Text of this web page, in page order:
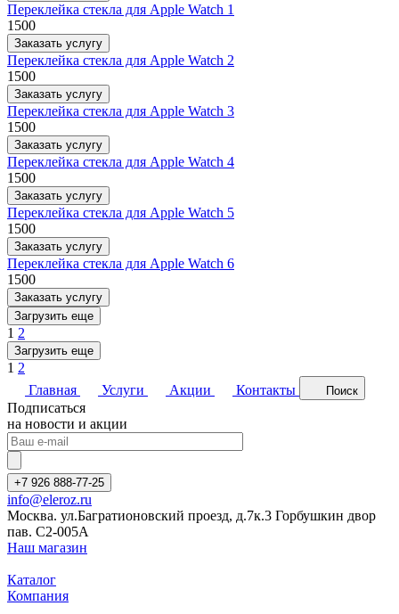
Переклейка стекла для Apple Watch 1
1500
Заказать услугу
Переклейка стекла для Apple Watch 2
1500
Заказать услугу
Переклейка стекла для Apple Watch 3
1500
Заказать услугу
Переклейка стекла для Apple Watch 4
1500
Заказать услугу
Переклейка стекла для Apple Watch 5
1500
Заказать услугу
Переклейка стекла для Apple Watch 6
1500
Заказать услугу
Загрузить еще
1 2
Загрузить еще
1 2
Главная
Услуги Акции Контакты Поиск
Подписаться
на новости и акции
+7 926 888-77-25
info@eleroz.ru
Москва. ул.Багратионовский проезд, д.7к.3 Горбушкин двор
пав. C2-005A
Наш магазин
Каталог
Компания